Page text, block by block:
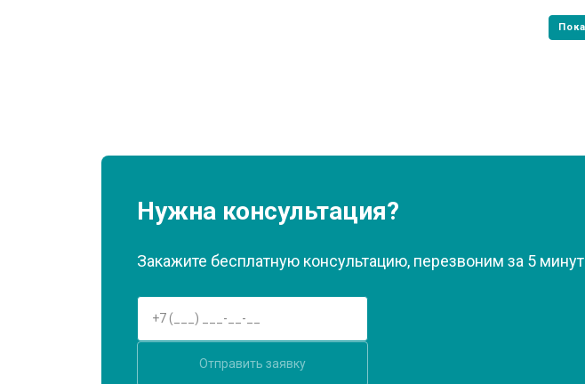
Нужна консультация?
Закажите бесплатную консультацию, перезвоним за 5 минут
Отправить заявку